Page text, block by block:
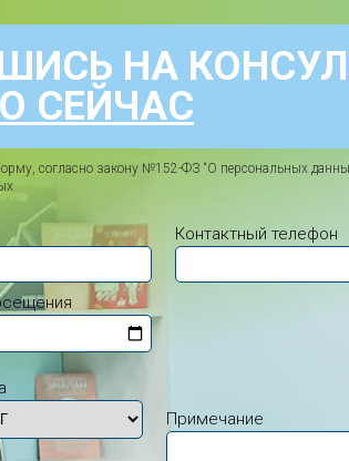
НА
СЕЙЧАС
согласно закону №152-ФЗ “О персональных
Контактный телефон
Примечание